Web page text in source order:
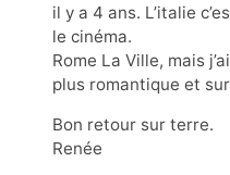
il y a 4 ans. L’italie
le cinéma.
Rome La Ville, mais
plus romantique et
Bon retour sur terre.
Renée